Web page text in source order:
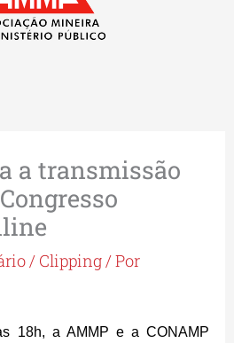
a transmissão
/ Clipping/ Por
18h, a AMMP e a CONAMP